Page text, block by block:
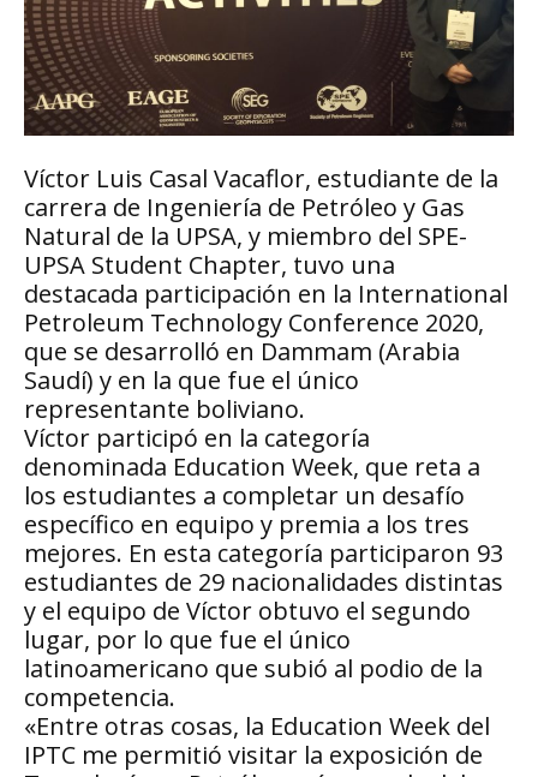
Víctor Luis Casal Vacaflor, estudiante de la
carrera de Ingeniería de Petróleo y Gas
Natural de la UPSA, y miembro del SPE-
UPSA Student Chapter, tuvo una
destacada participación en la International
Petroleum Technology Conference 2020,
que se desarrolló en Dammam (Arabia
Saudí) y en la que fue el único
representante boliviano.
Víctor participó en la categoría
denominada Education Week, que reta a
los estudiantes a completar un desafío
específico en equipo y premia a los tres
mejores. En esta categoría participaron 93
estudiantes de 29 nacionalidades distintas
y el equipo de Víctor obtuvo el segundo
lugar, por lo que fue el único
latinoamericano que subió al podio de la
competencia.
«Entre otras cosas, la Education Week del
IPTC me permitió visitar la exposición de